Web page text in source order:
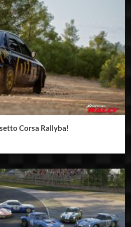
Corsa Rallyba!